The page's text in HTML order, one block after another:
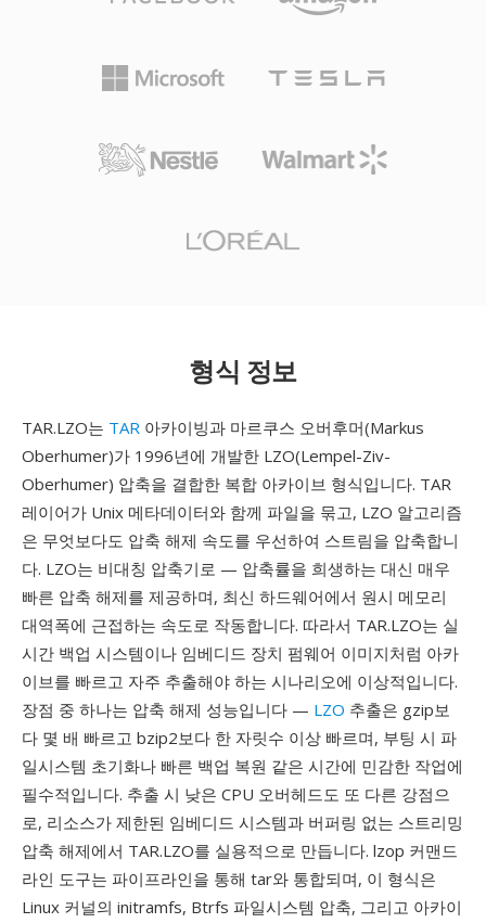
형식 정보
TAR.LZO는 TAR 아카이빙과 마르쿠스 오버후머(Markus
Oberhumer)가 1996년에 개발한 LZO(Lempel-Ziv-
Oberhumer) 압축을 결합한 복합 아카이브 형식입니다. TAR
레이어가 Unix 메타데이터와 함께 파일을 묶고, LZO 알고리즘
은 무엇보다도 압축 해제 속도를 우선하여 스트림을 압축합니
다. LZO는 비대칭 압축기로 — 압축률을 희생하는 대신 매우
빠른 압축 해제를 제공하며, 최신 하드웨어에서 원시 메모리
대역폭에 근접하는 속도로 작동합니다. 따라서 TAR.LZO는 실
시간 백업 시스템이나 임베디드 장치 펌웨어 이미지처럼 아카
이브를 빠르고 자주 추출해야 하는 시나리오에 이상적입니다.
장점 중 하나는 압축 해제 성능입니다 — LZO 추출은 gzip보
다 몇 배 빠르고 bzip2보다 한 자릿수 이상 빠르며, 부팅 시 파
일시스템 초기화나 빠른 백업 복원 같은 시간에 민감한 작업에
필수적입니다. 추출 시 낮은 CPU 오버헤드도 또 다른 강점으
로, 리소스가 제한된 임베디드 시스템과 버퍼링 없는 스트리밍
압축 해제에서 TAR.LZO를 실용적으로 만듭니다. lzop 커맨드
라인 도구는 파이프라인을 통해 tar와 통합되며, 이 형식은
Linux 커널의 initramfs, Btrfs 파일시스템 압축, 그리고 아카이